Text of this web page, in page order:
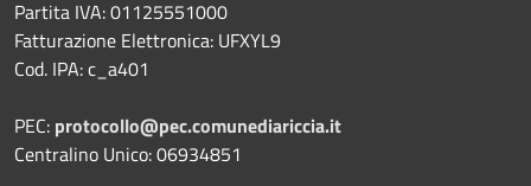
Partita IVA: 01125551000
Fatturazione Elettronica: UFXYL9
Cod. IPA: c_a401
PEC: protocollo@pec.comunediariccia.it
Centralino Unico: 06934851